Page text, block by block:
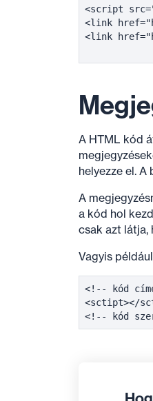
<script
<link
<link
A HTML kód
helyezze el.
A
a kód hol
csak azt látja,
Vagyis
<!-- kód
<sctipt></